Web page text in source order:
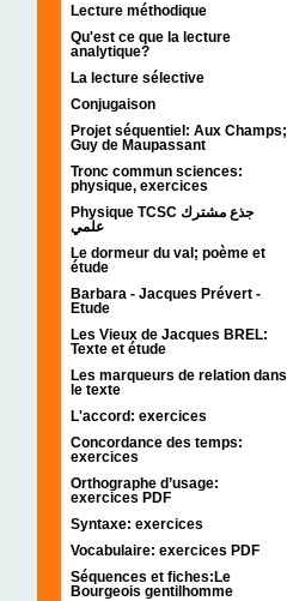
Lecture méthodique
Qu'est ce que la lecture
analytique?
La lecture sélective
Conjugaison
Projet séquentiel: Aux Champs;
Guy de Maupassant
Tronc commun sciences:
physique, exercices
Physique TCSC جذع مشترك
علمي
Le dormeur du val; poème et
étude
Barbara - Jacques Prévert -
Etude
Les Vieux de Jacques BREL:
Texte et étude
Les marqueurs de relation dans
le texte
L'accord: exercices
Concordance des temps:
exercices
Orthographe d’usage:
exercices PDF
Syntaxe: exercices
Vocabulaire: exercices PDF
Séquences et fiches:Le
Bourgeois gentilhomme